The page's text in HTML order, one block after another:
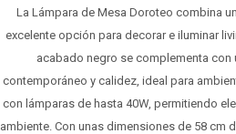
La Lámpara de Mesa Doroteo combina
excelente opción para decorar e iluminar
acabado negro se complementa con
contemporáneo y calidez, ideal para
con lámparas de hasta 40W, permitiendo
ambiente. Con unas dimensiones de 58 cm